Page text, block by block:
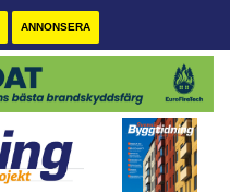
ANNONSERA